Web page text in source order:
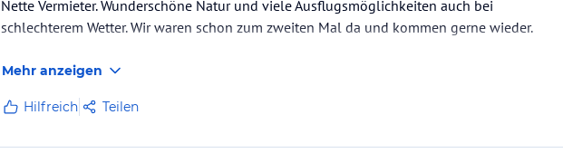
Nette Vermieter. Wunderschöne Natur und viele Ausflugsmöglichkeiten auch bei
schlechterem Wetter. Wir waren schon zum zweiten Mal da und kommen gerne wieder.
Mehr anzeigen
Hilfreich Teilen